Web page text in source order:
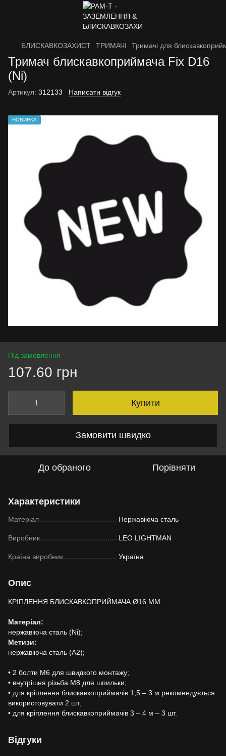
БЛИСКАВКОЗАХИСТ ТРИМАЧІ Тримачі для
Тримач блискавкоприймача Fix D16
(Nі)
Артикул: 312133 Написати відгук
НОВИНКА
Під замовлення
107.60 грн
Купити
Замовити швидко
До обраного Порівняти
Характеристики
Матеріал Нержавіюча сталь
Виробник LEO LIGHTMAN
Країна виробник Україна
Опис
КРІПЛЕННЯ БЛИСКАВКОПРИЙМАЧА Ø16 ММ
Матеріал:
нержавіюча сталь (Ni);
Метизи:
нержавіюча сталь (А2);
• 2 болти M6 для швидкого монтажу;
• внутрішня різьба М8 для шпильки;
• для кріплення блискавкоприймачів 1,5 – 3 м рекомендується
використовувати 2 шт;
• для кріплення блискавкоприймачів 3 – 4 м – 3 шт.
Відгуки